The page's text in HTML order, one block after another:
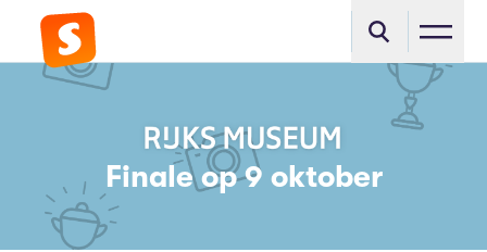
Finale op 9 oktober